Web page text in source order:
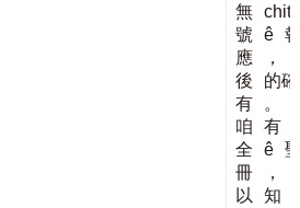
無 chit
號
ê
應
，
後
的確
有
。
咱
有
全
ê
冊
，
以
知